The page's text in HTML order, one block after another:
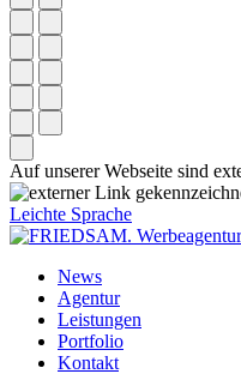
Auf unserer Webseite sind
Leichte Sprache
News
Agentur
Leistungen
Portfolio
Kontakt